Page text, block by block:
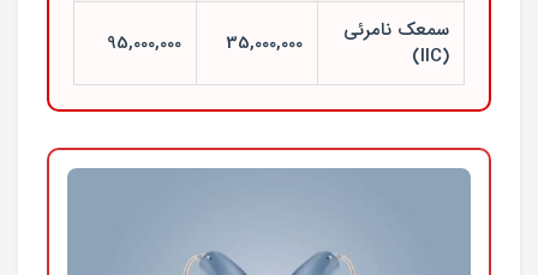
سمعک نامرئی
(IIC)
35,000,000
95,000,000